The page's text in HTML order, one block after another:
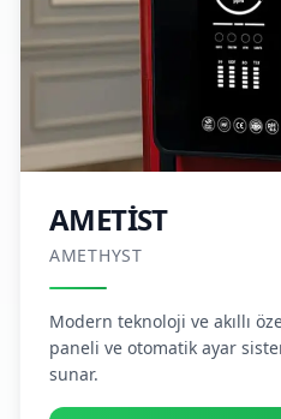
AMETİST
AMETHYST
Modern teknoloji ve akıllı
paneli ve otomatik ayar
sunar.